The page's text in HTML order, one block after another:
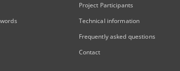
Project Participants
Technical information
Frequently asked questions
Contact